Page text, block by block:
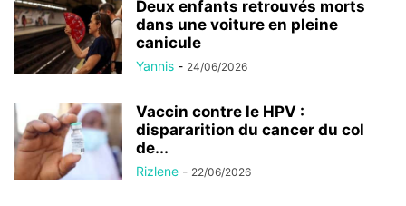
Deux enfants retrouvés morts
dans une voiture en pleine
canicule
Yannis - 24/06/2026
Vaccin contre le HPV :
dispararition du cancer du col
de...
Rizlene - 22/06/2026